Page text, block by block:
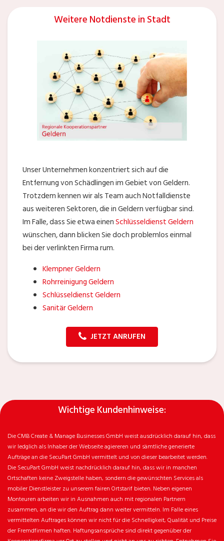
Weitere Notdienste in Stadt
Unser Unternehmen konzentriert sich auf die
Entfernung von Schädlingen im Gebiet von Geldern.
Trotzdem kennen wir als Team auch Notfalldienste
aus weiteren Sektoren, die in Geldern verfügbar sind.
Im Falle, dass Sie etwa einenSchlüsseldienst Geldern
wünschen, dann blicken Sie doch problemlos einmal
bei der verlinkten Firma rum.
Klempner Geldern
Rohrreinigung Geldern
Schlüsseldienst Geldern
Sanitär Geldern
JETZT ANRUFEN
Wichtige Kundenhinweise:
Die CMB Create & Manage Businesses GmbH weist ausdrücklich darauf hin, dass
wir ledglich als Inhaber der Webseite agiereren und sämtliche generierte
Aufträge an die SecuPart GmbH vermittelt und von dieser bearbeitet werden.
Die SecuPart GmbH weist nachdrücklich darauf hin, dass wir in manchen
Ortschaften keine Zweigstelle haben, sondern die gewünschten Services als
mobiler Dienstleister zu unserem fairen Ortstarif bieten. Neben eigenen
Monteuren arbeiten wir in Ausnahmen auch mit regionalen Partnern
zusammen, an die wir den Auftrag dann weiter vermitteln. Im Falle eines
vermittelten Auftrages können wir nicht für die Schnelligkeit, Qualität und Preise
der Fremdfirmen haften. Haftungsansprüche sind direkt gegenüber der